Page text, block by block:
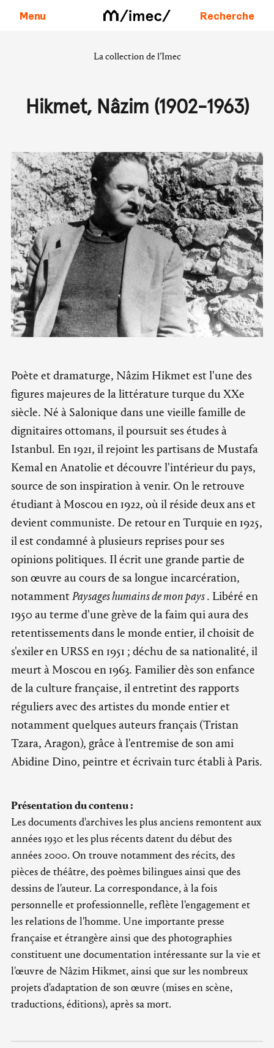
Menu Recherche
La collection de l’Imec
Hikmet, Nâzim (1902-1963)
Poète et dramaturge, Nâzim Hikmet est l'une des
figures majeures de la littérature turque du XXe
siècle. Né à Salonique dans une vieille famille de
dignitaires ottomans, il poursuit ses études à
Istanbul. En 1921, il rejoint les partisans de Mustafa
Kemal en Anatolie et découvre l'intérieur du pays,
source de son inspiration à venir. On le retrouve
étudiant à Moscou en 1922, où il réside deux ans et
devient communiste. De retour en Turquie en 1925,
il est condamné à plusieurs reprises pour ses
opinions politiques. Il écrit une grande partie de
son œuvre au cours de sa longue incarcération,
notammentPaysages humains de mon pays. Libéré en
1950 au terme d'une grève de la faim qui aura des
retentissements dans le monde entier, il choisit de
s'exiler en URSS en 1951 ; déchu de sa nationalité, il
meurt à Moscou en 1963. Familier dès son enfance
de la culture française, il entretint des rapports
réguliers avec des artistes du monde entier et
notamment quelques auteurs français (Tristan
Tzara, Aragon), grâce à l'entremise de son ami
Abidine Dino, peintre et écrivain turc établi à Paris.
Présentation du contenu :
Les documents d'archives les plus anciens remontent aux
années 1930 et les plus récents datent du début des
années 2000. On trouve notamment des récits, des
pièces de théâtre, des poèmes bilingues ainsi que des
dessins de l'auteur. La correspondance, à la fois
personnelle et professionnelle, reflète l'engagement et
les relations de l'homme. Une importante presse
française et étrangère ainsi que des photographies
constituent une documentation intéressante sur la vie et
l'œuvre de Nâzim Hikmet, ainsi que sur les nombreux
projets d'adaptation de son œuvre (mises en scène,
traductions, éditions), après sa mort.